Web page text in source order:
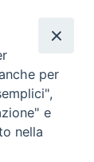
per
e
nella